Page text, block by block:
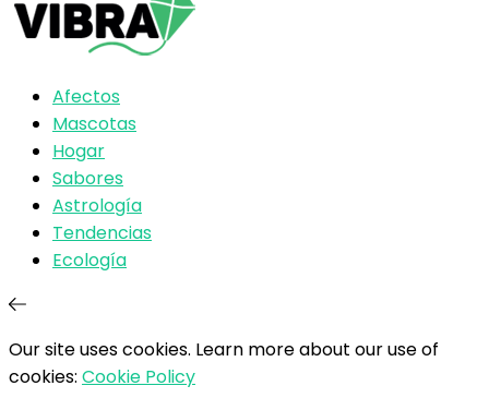
Afectos
Mascotas
Hogar
Sabores
Astrología
Tendencias
Ecología
Our site uses cookies. Learn more about our use of
cookies: Cookie Policy